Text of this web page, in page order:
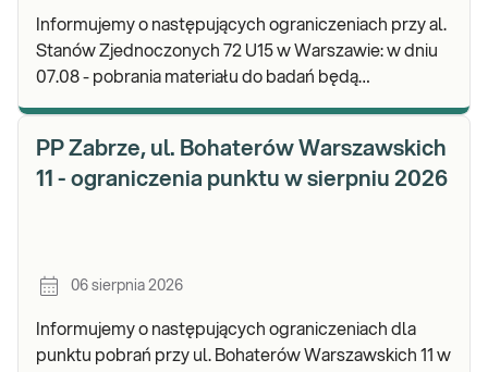
Informujemy o następujących ograniczeniach przy al.
Stanów Zjednoczonych 72 U15 w Warszawie: w dniu
07.08 - pobrania materiału do badań będą
PP Zabrze, ul. Bohaterów Warszawskich
11 - ograniczenia punktu w sierpniu 2026
06 sierpnia 2026
Informujemy o następujących ograniczeniach dla
punktu pobrań przy ul. Bohaterów Warszawskich 11 w